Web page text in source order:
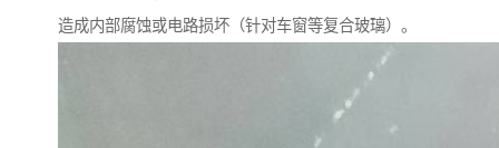
造成内部腐蚀或电路损坏（针对车窗等复合玻璃）。